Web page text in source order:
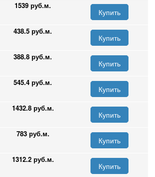
1539 руб.м.
Купить
438.5 руб.м.
Купить
388.8 руб.м.
Купить
545.4 руб.м.
Купить
1432.8 руб.м.
Купить
783 руб.м.
Купить
1312.2 руб.м.
Купить